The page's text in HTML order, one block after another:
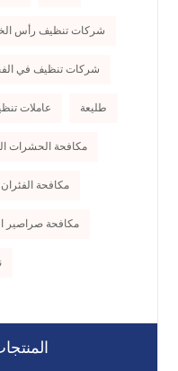
شركات تنظيف رأس
شركات تنظيف في
طليعة عاملات
مكافحة الحشرات
مكافحة الفئران
مكافحة صراصير